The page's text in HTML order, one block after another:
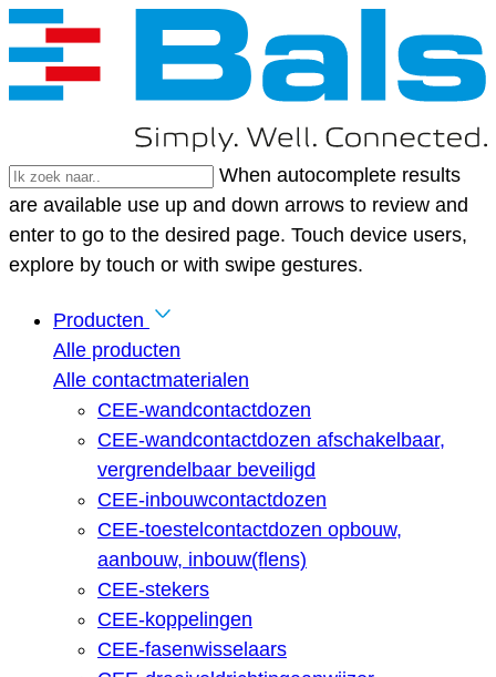
When autocomplete results
are available use up and down arrows to review and
enter to go to the desired page. Touch device users,
explore by touch or with swipe gestures.
Producten
Alle producten
Alle contactmaterialen
CEE-wandcontactdozen
CEE-wandcontactdozen afschakelbaar,
vergrendelbaar beveiligd
CEE-inbouwcontactdozen
CEE-toestelcontactdozen opbouw,
aanbouw, inbouw(flens)
CEE-stekers
CEE-koppelingen
CEE-fasenwisselaars